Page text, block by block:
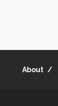
About